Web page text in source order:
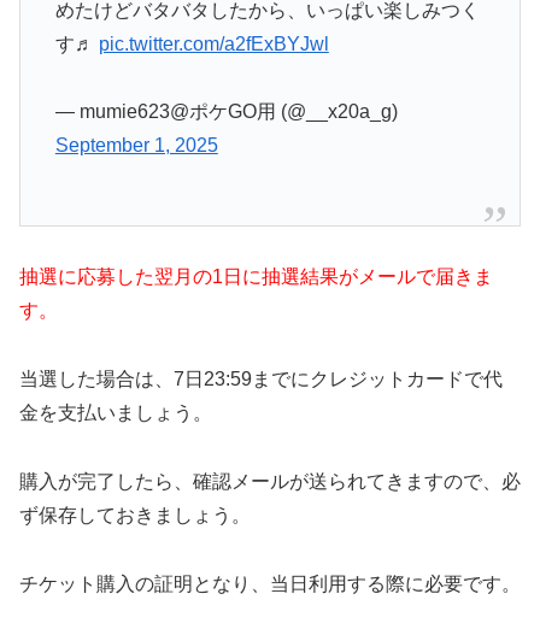
めたけどバタバタしたから、いっぱい楽しみつく
す♬ pic.twitter.com/a2fExBYJwl
— mumie623@ポケGO用 (@__x20a_g)
September 1, 2025
抽選に応募した翌月の1日に抽選結果がメールで届きま
す。
当選した場合は、7日23:59までにクレジットカードで代
金を支払いましょう。
購入が完了したら、確認メールが送られてきますので、必
ず保存しておきましょう。
チケット購入の証明となり、当日利用する際に必要です。